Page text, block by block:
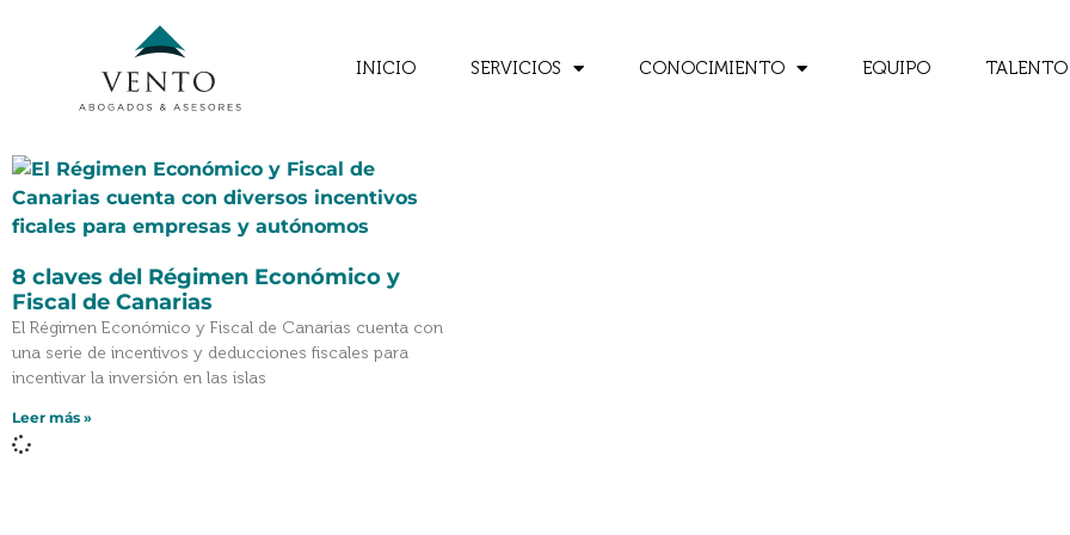
INICIO SERVICIOS CONOCIMIENTO EQUIPO TALENTO
Autor: Estíbaliz Ansola González
8 claves del Régimen Económico y
Fiscal de Canarias
El Régimen Económico y Fiscal de Canarias cuenta con
una serie de incentivos y deducciones fiscales para
incentivar la inversión en las islas
Leer más »